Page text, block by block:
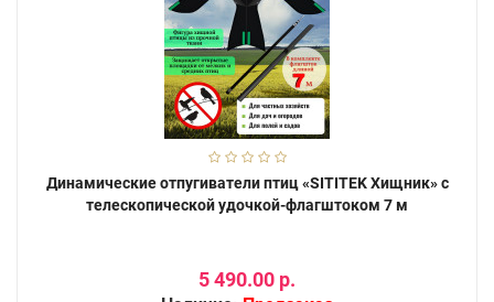
Динамические отпугиватели птиц «SITITEK Хищник» с
телескопической удочкой-флагштоком 7 м
5 490.00 р.